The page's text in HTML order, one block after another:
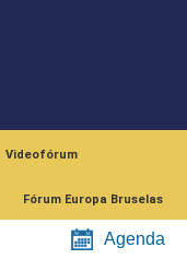
Videofórum
Fórum Europa Bruselas
Agenda